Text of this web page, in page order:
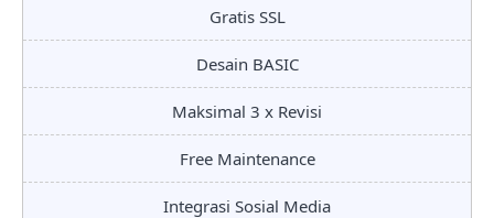
Gratis SSL
Desain BASIC
Maksimal 3 x Revisi
Free Maintenance
Integrasi Sosial Media